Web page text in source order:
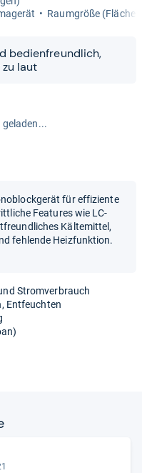
Raum­größe
bedi­en­freund­lich,
laut
für effiziente
Features wie LC-
Kältemittel,
fehlende Heizfunktion.
Stromverbrauch
Entfeuchten